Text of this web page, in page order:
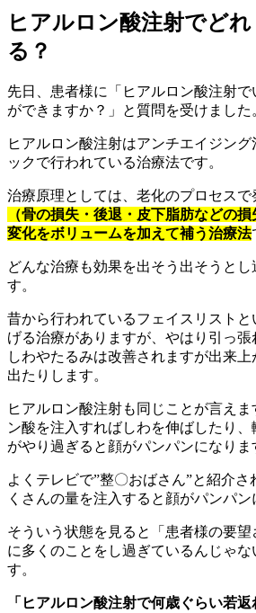
ヒアルロン酸注射でど
る？
先日、患者様に「ヒアルロン酸注射
ができますか？」と質問を受けました
ヒアルロン酸注射はアンチエイジン
ックで行われている治療法です。
治療原理としては、老化のプロセスで
（骨の損失・後退・皮下脂肪などの
変化をボリュームを加えて補う治療法
どんな治療も効果を出そう出そうとし
す。
昔から行われているフェイスリスト
げる治療がありますが、やはり引っ
しわやたるみは改善されますが出来
出たりします。
ヒアルロン酸注射も同じことが言え
ン酸を注入すればしわを伸ばしたり
がやり過ぎると顔がパンパンになりま
よくテレビで”整〇おばさん”と紹介
くさんの量を注入すると顔がパンパン
そういう状態を見ると「患者様の要
に多くのことをし過ぎているんじゃな
す。
「ヒアルロン酸注射で何歳ぐらい若